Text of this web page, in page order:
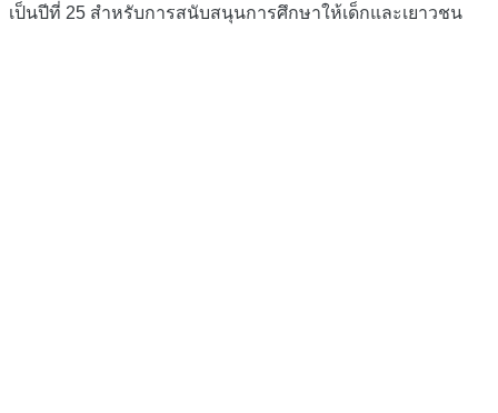
เป็นปีที่ 25 สำหรับการสนับสนุนการศึกษาให้เด็กและเยาวชน